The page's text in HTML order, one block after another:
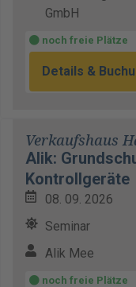
GmbH
noch freie Plätze
Details &
Verkaufshaus
Alik:
Kontrollgeräte
08. 09. 2026
Seminar
Alik Mee
noch freie Plätze